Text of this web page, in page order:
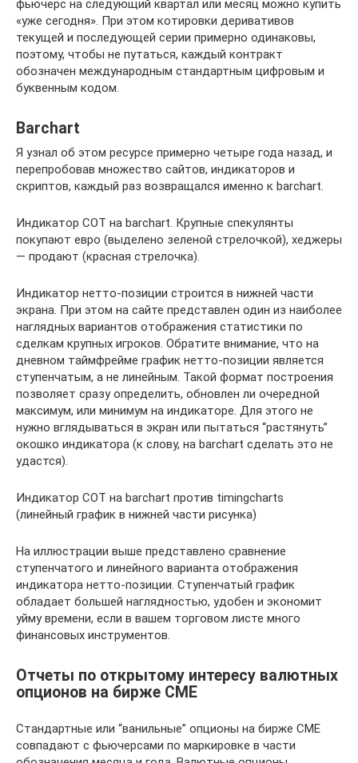
фьючерс на следующий квартал или месяц можно купить
«уже сегодня». При этом котировки деривативов
текущей и последующей серии примерно одинаковы,
поэтому, чтобы не путаться, каждый контракт
обозначен международным стандартным цифровым и
буквенным кодом.
Barchart
Я узнал об этом ресурсе примерно четыре года назад, и
перепробовав множество сайтов, индикаторов и
скриптов, каждый раз возвращался именно к barchart.
Индикатор COT на barchart. Крупные спекулянты
покупают евро (выделено зеленой стрелочкой), хеджеры
— продают (красная стрелочка).
Индикатор нетто-позиции строится в нижней части
экрана. При этом на сайте представлен один из наиболее
наглядных вариантов отображения статистики по
сделкам крупных игроков. Обратите внимание, что на
дневном таймфрейме график нетто-позиции является
ступенчатым, а не линейным. Такой формат построения
позволяет сразу определить, обновлен ли очередной
максимум, или минимум на индикаторе. Для этого не
нужно вглядываться в экран или пытаться “растянуть”
окошко индикатора (к слову, на barchart сделать это не
удастся).
Индикатор COT на barchart против timingcharts
(линейный график в нижней части рисунка)
На иллюстрации выше представлено сравнение
ступенчатого и линейного варианта отображения
индикатора нетто-позиции. Cтупенчатый график
обладает большей наглядностью, удобен и экономит
уйму времени, если в вашем торговом листе много
финансовых инструментов.
Отчеты по открытому интересу валютных
опционов на бирже СМЕ
Стандартные или “ванильные” опционы на бирже CME
совпадают с фьючерсами по маркировке в части